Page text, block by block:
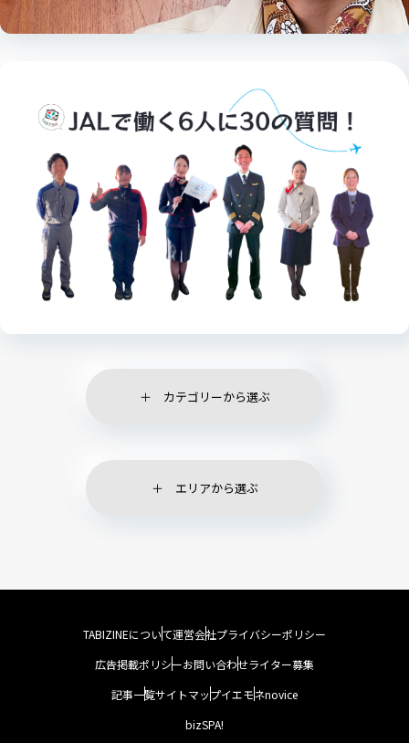
カテゴリーから選ぶ
エリアから選ぶ
TABIZINEについて運営会社プライバシーポリシー
広告掲載ポリシーお問い合わせライター募集
記事一覧サイトマップイエモネnovice
bizSPA!